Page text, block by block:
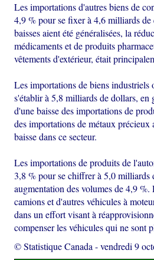
Les importations d'autres biens de
4,9 % pour se fixer à 4,6 milliards
baisses aient été généralisées, la
médicaments et de produits
vêtements d'extérieur, était
Les importations de biens
s'établir à 5,8 milliards de dollars, en
d'une baisse des importations de
des importations de métaux précieux
baisse dans ce secteur.
Les importations de produits de
3,8 % pour se chiffrer à 5,0 milliards
augmentation des volumes de 4,9
camions et d'autres véhicules à
dans un effort visant à
compenser les véhicules qui ne sont
© Statistique Canada -vendredi 9